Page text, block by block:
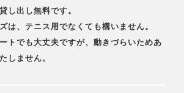
し出し無料です。
は、テニス用でなくても構いません。
トでも大丈夫ですが、動きづらいためあ
しません。